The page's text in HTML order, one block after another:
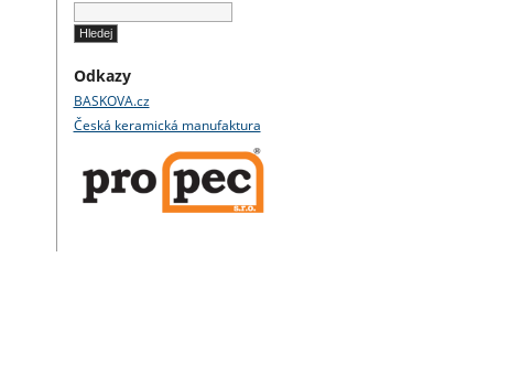
Odkazy
BASKOVA.cz
Česká keramická manufaktura